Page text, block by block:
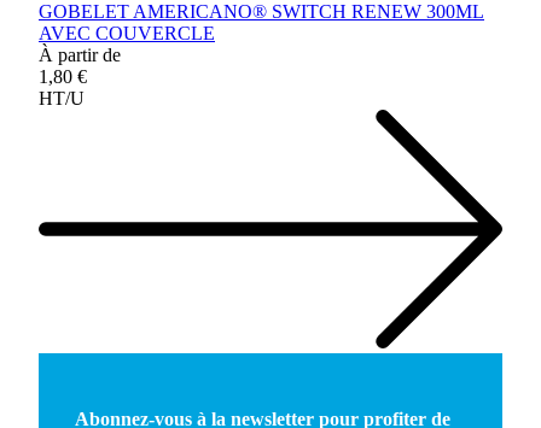
GOBELET AMERICANO® SWITCH RENEW 300ML
AVEC COUVERCLE
À partir de
1,80 €
HT/U
Abonnez-vous à la newsletter pour profiter de